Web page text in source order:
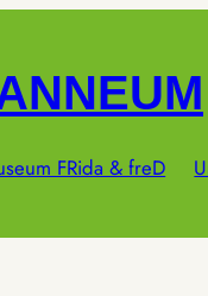
FRida & freD